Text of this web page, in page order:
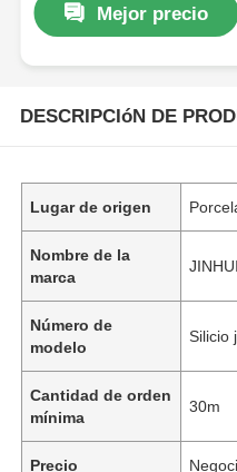
Mejor precio
DESCRIPCIóN DE
Lugar de origen
Nombre de la
marca
JINHUI
Número de
modelo
Silicio
Cantidad de orden
mínima
30m
Precio